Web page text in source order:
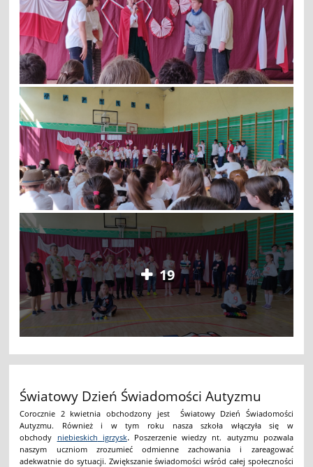
19
Światowy Dzień Świadomości Autyzmu
Corocznie 2 kwietnia obchodzony jest Światowy Dzień Świadomości
Autyzmu. Również i w tym roku nasza szkoła włączyła się w
obchody
niebieskich igrzysk. Poszerzenie wiedzy nt. autyzmu pozwala
naszym uczniom zrozumieć odmienne zachowania i zareagować
adekwatnie do sytuacji. Zwiększanie świadomości wśród całej społeczności